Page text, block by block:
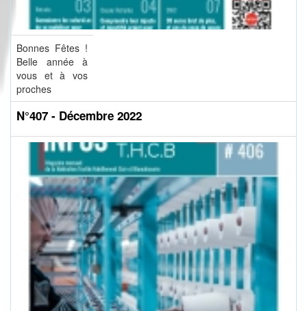
Bonnes Fêtes !
Belle année à
vous et à vos
proches
N°407 - Décembre 2022